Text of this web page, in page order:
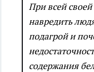
При всей
навредить
подагрой и
содержания